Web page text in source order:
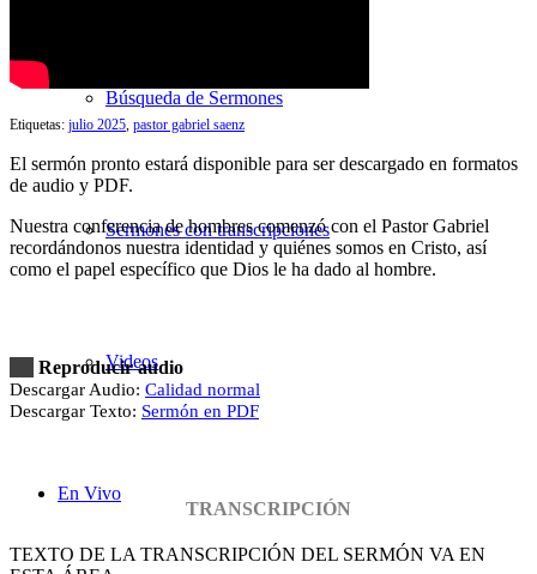
Búsqueda de Sermones
Sermones con transcripciones
Videos
En Vivo
Etiquetas: julio 2025 pastor gabriel saenz
El sermón pronto estará disponible para ser descargado en formatos
de audio y PDF.
Nuestra conferencia de hombres comenzó con el Pastor Gabriel
recordándonos nuestra identidad y quiénes somos en Cristo, así
como el papel específico que Dios le ha dado al hombre.
Reproducir audio
Descargar Audio: Calidad normal
Descargar Texto: Sermón en PDF
TRANSCRIPCIÓN
TEXTO DE LA TRANSCRIPCIÓN DEL SERMÓN VA EN